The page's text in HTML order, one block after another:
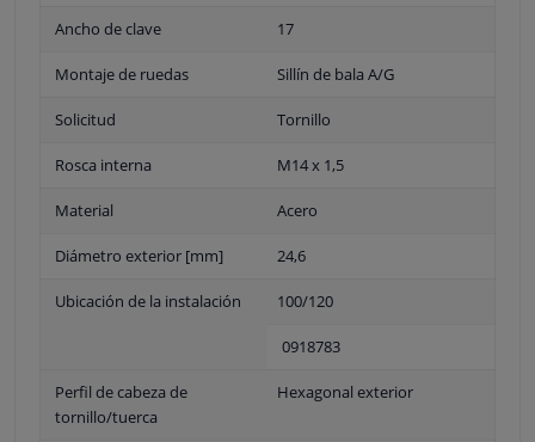
Ancho de clave 17
Montaje de ruedas Sillín de bala A/G
Solicitud Tornillo
Rosca interna M14 x 1,5
Material Acero
Diámetro exterior [mm] 24,6
Ubicación de la instalación 100/120
0918783
Perfil de cabeza de
tornillo/tuerca
Hexagonal exterior